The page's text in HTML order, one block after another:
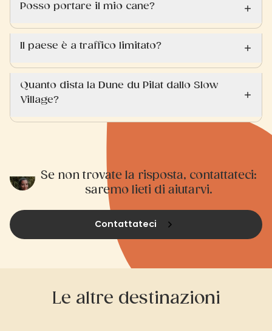
Posso portare il mio cane?
Il paese è a traffico limitato?
Quanto dista la Dune du Pilat dallo Slow
Village?
Se non trovate la risposta, contattateci:
saremo lieti di aiutarvi.
Contattateci
Le altre destinazioni